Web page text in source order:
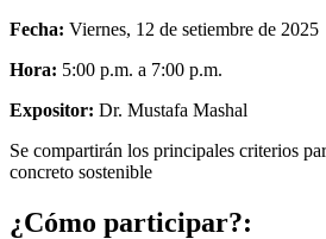
Fecha: Viernes, 12 de setiembre de 2025
Hora: 5:00 p.m. a 7:00 p.m.
Expositor: Dr. Mustafa Mashal
Se compartirán los principales criterios
concreto sostenible
¿Cómo participar?: